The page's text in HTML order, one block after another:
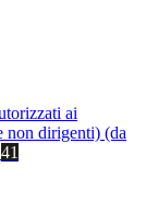
ai
non dirigenti) (da
41